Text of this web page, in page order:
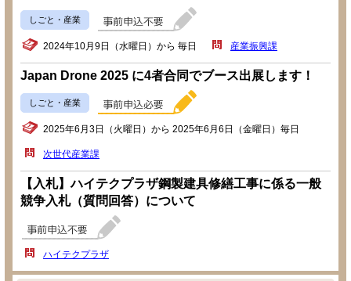
しごと・産業
2024年10月9日（水曜日）から 毎日 産業振興課
Japan Drone 2025 に4者合同でブース出展します！
しごと・産業
2025年6月3日（火曜日）から 2025年6月6日（金曜日）毎日
次世代産業課
【入札】ハイテクプラザ鋼製建具修繕工事に係る一般
競争入札（質問回答）について
ハイテクプラザ